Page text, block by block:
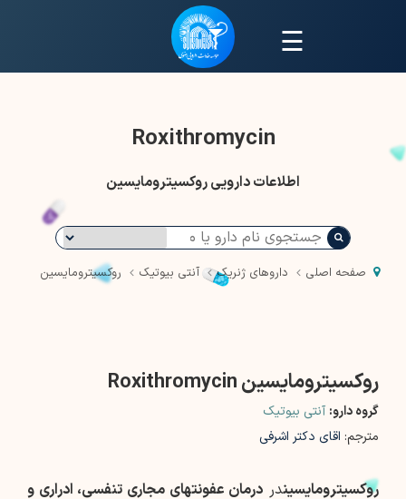
☰
Roxithromycin
اطلاعات دارویی روکسیترومایسین
صفحه اصلی داروهای ژنریک آنتی بیوتیک روکسیترومایسین
روکسیترومایسین Roxithromycin
گروه دارو: آنتی بیوتیک
مترجم: اقای دکتر اشرفی
روکسیترومایسیندر درمان عفونت­های مجاری تنفسی، ادراری و